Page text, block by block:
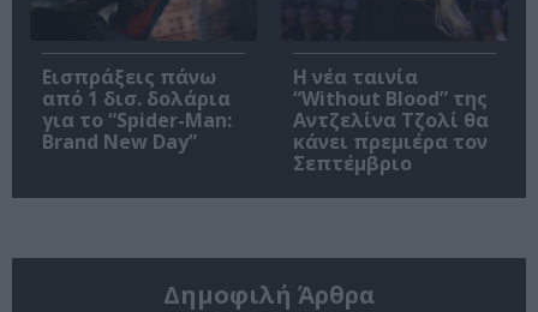
Εισπράξεις πάνω
από 1 δισ. δολάρια
για το “Spider-Man:
Brand New Day”
Η νέα ταινία
“Without Blood” της
Αντζελίνα Τζολί θα
κάνει πρεμιέρα τον
Σεπτέμβριο
Δημοφιλή Άρθρα